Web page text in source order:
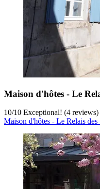
Maison d'hôtes - Le
10/10 Exceptional! (4 reviews)
Maison d'hôtes - Le Relais des